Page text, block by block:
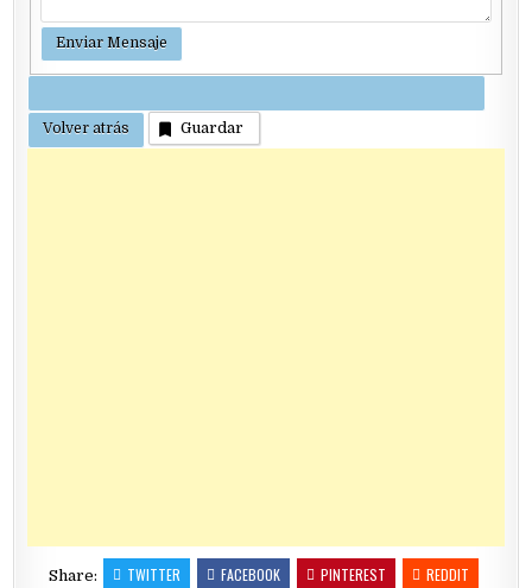
Guardar
Share: TWITTER FACEBOOK PINTEREST
REDDIT